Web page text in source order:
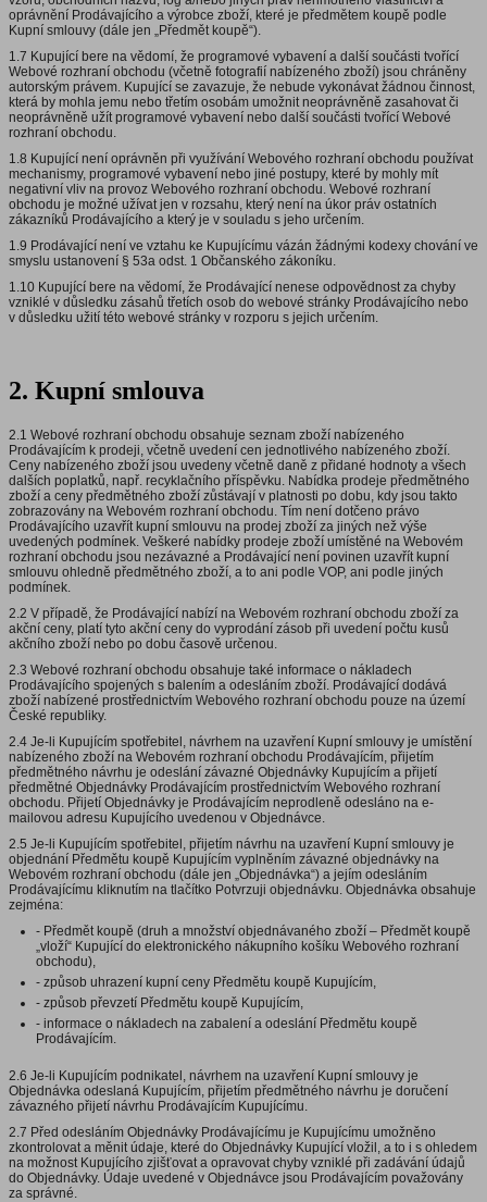
oprávnění Prodávajícího a výrobce zboží, které je předmětem koupě podle
Kupní smlouvy (dále jen „Předmět koupě“).
1.7 Kupující bere na vědomí, že programové vybavení a další součásti tvořící
Webové rozhraní obchodu (včetně fotografií nabízeného zboží) jsou chráněny
autorským právem. Kupující se zavazuje, že nebude vykonávat žádnou činnost,
která by mohla jemu nebo třetím osobám umožnit neoprávněně zasahovat či
neoprávněně užít programové vybavení nebo další součásti tvořící Webové
rozhraní obchodu.
1.8 Kupující není oprávněn při využívání Webového rozhraní obchodu používat
mechanismy, programové vybavení nebo jiné postupy, které by mohly mít
negativní vliv na provoz Webového rozhraní obchodu. Webové rozhraní
obchodu je možné užívat jen v rozsahu, který není na úkor práv ostatních
zákazníků Prodávajícího a který je v souladu s jeho určením.
1.9 Prodávající není ve vztahu ke Kupujícímu vázán žádnými kodexy chování ve
smyslu ustanovení § 53a odst. 1 Občanského zákoníku.
1.10 Kupující bere na vědomí, že Prodávající nenese odpovědnost za chyby
vzniklé v důsledku zásahů třetích osob do webové stránky Prodávajícího nebo
v důsledku užití této webové stránky v rozporu s jejich určením.
2. Kupní smlouva
2.1 Webové rozhraní obchodu obsahuje seznam zboží nabízeného
Prodávajícím k prodeji, včetně uvedení cen jednotlivého nabízeného zboží.
Ceny nabízeného zboží jsou uvedeny včetně daně z přidané hodnoty a všech
dalších poplatků, např. recyklačního příspěvku. Nabídka prodeje předmětného
zboží a ceny předmětného zboží zůstávají v platnosti po dobu, kdy jsou takto
zobrazovány na Webovém rozhraní obchodu. Tím není dotčeno právo
Prodávajícího uzavřít kupní smlouvu na prodej zboží za jiných než výše
uvedených podmínek. Veškeré nabídky prodeje zboží umístěné na Webovém
rozhraní obchodu jsou nezávazné a Prodávající není povinen uzavřít kupní
smlouvu ohledně předmětného zboží, a to ani podle VOP, ani podle jiných
podmínek.
2.2 V případě, že Prodávající nabízí na Webovém rozhraní obchodu zboží za
akční ceny, platí tyto akční ceny do vyprodání zásob při uvedení počtu kusů
akčního zboží nebo po dobu časově určenou.
2.3 Webové rozhraní obchodu obsahuje také informace o nákladech
Prodávajícího spojených s balením a odesláním zboží. Prodávající dodává
zboží nabízené prostřednictvím Webového rozhraní obchodu pouze na území
České republiky.
2.4 Je-li Kupujícím spotřebitel, návrhem na uzavření Kupní smlouvy je umístění
nabízeného zboží na Webovém rozhraní obchodu Prodávajícím, přijetím
předmětného návrhu je odeslání závazné Objednávky Kupujícím a přijetí
předmětné Objednávky Prodávajícím prostřednictvím Webového rozhraní
obchodu. Přijetí Objednávky je Prodávajícím neprodleně odesláno na e-
mailovou adresu Kupujícího uvedenou v Objednávce.
2.5 Je-li Kupujícím spotřebitel, přijetím návrhu na uzavření Kupní smlouvy je
objednání Předmětu koupě Kupujícím vyplněním závazné objednávky na
Webovém rozhraní obchodu (dále jen „Objednávka“) a jejím odesláním
Prodávajícímu kliknutím na tlačítko Potvrzuji objednávku. Objednávka obsahuje
zejména:
- Předmět koupě (druh a množství objednávaného zboží – Předmět koupě
„vloží“ Kupující do elektronického nákupního košíku Webového rozhraní
obchodu),
- způsob uhrazení kupní ceny Předmětu koupě Kupujícím,
- způsob převzetí Předmětu koupě Kupujícím,
- informace o nákladech na zabalení a odeslání Předmětu koupě
Prodávajícím.
2.6 Je-li Kupujícím podnikatel, návrhem na uzavření Kupní smlouvy je
Objednávka odeslaná Kupujícím, přijetím předmětného návrhu je doručení
závazného přijetí návrhu Prodávajícím Kupujícímu.
2.7 Před odesláním Objednávky Prodávajícímu je Kupujícímu umožněno
zkontrolovat a měnit údaje, které do Objednávky Kupující vložil, a to i s ohledem
na možnost Kupujícího zjišťovat a opravovat chyby vzniklé při zadávání údajů
do Objednávky. Údaje uvedené v Objednávce jsou Prodávajícím považovány
za správné.